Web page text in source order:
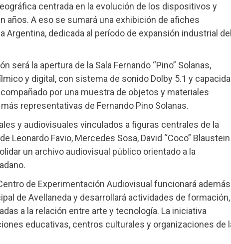
centrada en la evolución de los dispositivos y
A eso se sumará una exhibición de afiches
Argentina, dedicada al período de expansión industrial
será la apertura de la Sala Fernando “Pino” Solanas,
y digital, con sistema de sonido Dolby 5.1 y
por una muestra de objetos y materiales
representativas de Fernando Pino Solanas.
y audiovisuales vinculados a figuras centrales de la
Leonardo Favio, Mercedes Sosa, David “Coco” Blaustein
un archivo audiovisual público orientado a la
de Experimentación Audiovisual funcionará además
de Avellaneda y desarrollará actividades de formación,
a la relación entre arte y tecnología. La iniciativa
educativas, centros culturales y organizaciones de